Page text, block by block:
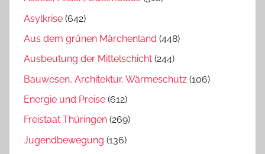
Asylkrise (642)
Aus dem grünen Märchenland (448)
Ausbeutung der Mittelschicht (244)
Bauwesen, Architektur, Wärmeschutz (106)
Energie und Preise (612)
Freistaat Thüringen (269)
Jugendbewegung (136)